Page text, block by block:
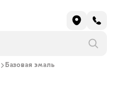
Базовая эмаль